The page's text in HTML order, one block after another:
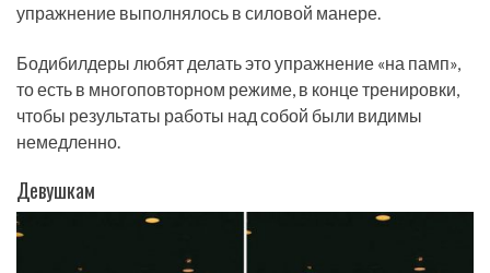
упражнение выполнялось в силовой манере.
Бодибилдеры любят делать это упражнение «на памп»,
то есть в многоповторном режиме, в конце тренировки,
чтобы результаты работы над собой были видимы
немедленно.
Девушкам